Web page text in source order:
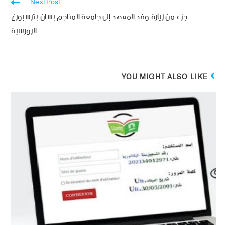
جزء من زيارة وفد المعهد إلى جامعة المناجم بسان بترسبورغ
الرورسية
YOU MIGHT ALSO LIKE